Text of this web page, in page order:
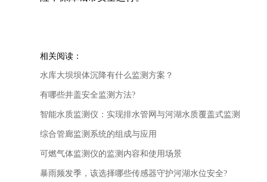
相关阅读：
水库大坝坝体沉降有什么监测方案？
有哪些井盖安全监测方法?
智能水质监测仪：实现排水管网与河湖水质覆盖式监测
综合管廊监测系统的组成与应用
可燃气体监测仪的监测内容和使用场景
暴雨频发季，该选择哪些传感器守护河湖水位安全?